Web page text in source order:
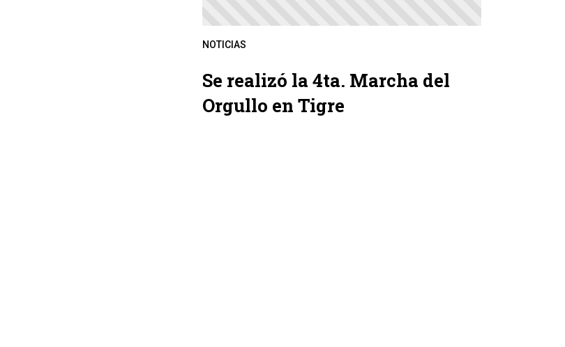
NOTICIAS
Se realizó la 4ta. Marcha del
Orgullo en Tigre